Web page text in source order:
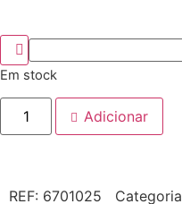
Em stock
Adicionar
REF: 6701025 Categoria